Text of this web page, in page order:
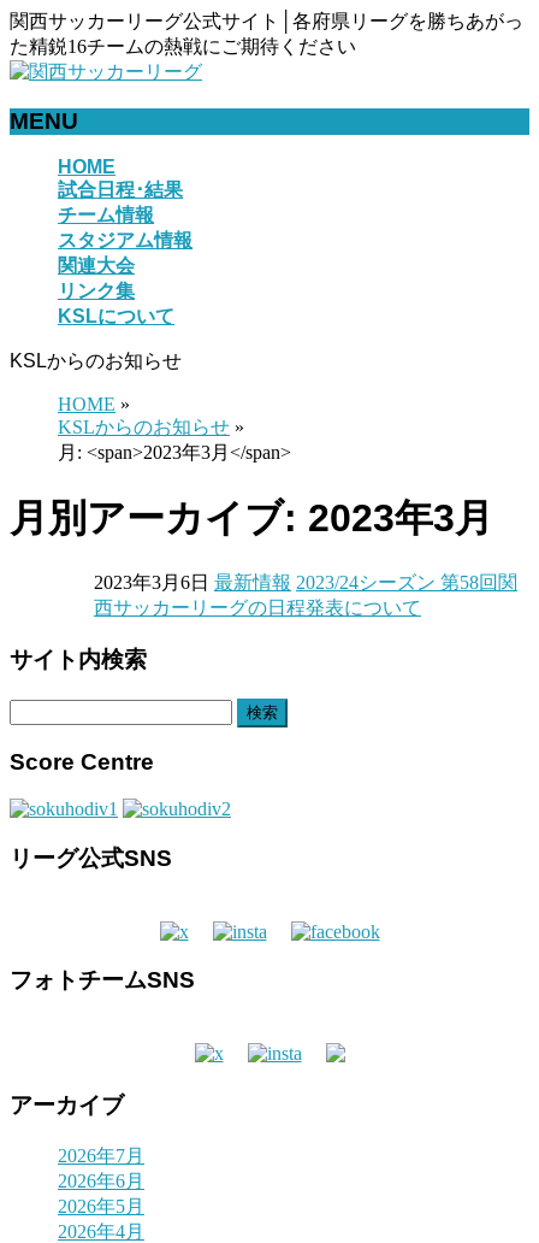
関西サッカーリーグ公式サイト│各府県リーグを勝ちあがっ
た精鋭16チームの熱戦にご期待ください
MENU
HOME
試合日程･結果
チーム情報
スタジアム情報
関連大会
リンク集
KSLについて
KSLからのお知らせ
HOME »
KSLからのお知らせ »
月: <span>2023年3月</span>
月別アーカイブ: 2023年3月
2023年3月6日 最新情報 2023/24シーズン 第58回関
西サッカーリーグの日程発表について
サイト内検索
Score Centre
リーグ公式SNS
フォトチームSNS
アーカイブ
2026年7月
2026年6月
2026年5月
2026年4月